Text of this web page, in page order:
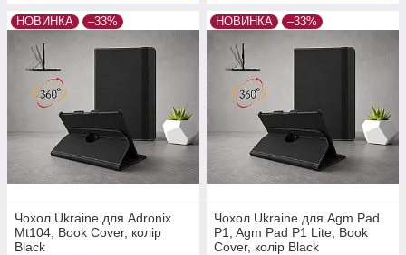
НОВИНКА –33%
Чохол Ukraine для Adronix
Mt104, Book Cover, колір
Black
НОВИНКА –33%
Чохол Ukraine для Agm Pad
P1, Agm Pad P1 Lite, Book
Cover, колір Black